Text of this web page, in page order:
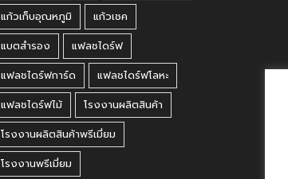
แก้วเก็บอุณหภูมิ
แก้วเชค
แบตสำรอง
แฟลชไดร์ฟ
แฟลชไดร์ฟการ์ด
แฟลชไดร์ฟโลหะ
แฟลชไดร์ฟไม้
โรงงานผลิตสินค้า
โรงงานผลิตสินค้าพรีเมี่ยม
โรงงานพรีเมี่ยม